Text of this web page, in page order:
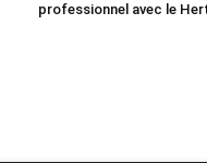
professionnel avec le